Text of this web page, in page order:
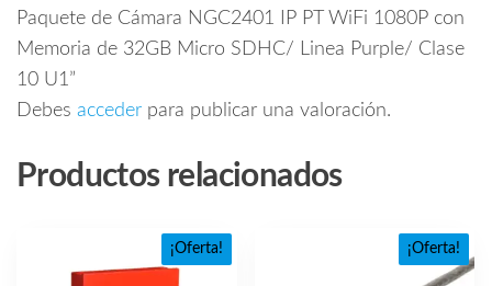
Paquete de Cámara NGC2401 IP PT WiFi 1080P con
Memoria de 32GB Micro SDHC/ Linea Purple/ Clase
10 U1”
Debes acceder para publicar una valoración.
Productos relacionados
¡Oferta! ¡Oferta!